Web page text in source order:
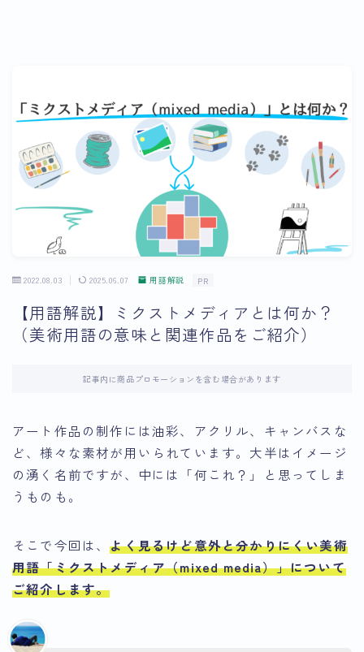
2022.08.03 2025.06.07 用語解説 PR
【用語解説】ミクストメディアとは何か？
（美術用語の意味と関連作品をご紹介）
記事内に商品プロモーションを含む場合があります
アート作品の制作には油彩、アクリル、キャンバスな
ど、様々な素材が用いられています。大半はイメージ
の湧く名前ですが、中には「何これ？」と思ってしま
うものも。
そこで今回は、よく見るけど意外と分かりにくい美術
用語「ミクストメディア（mixed media）」について
ご紹介します。